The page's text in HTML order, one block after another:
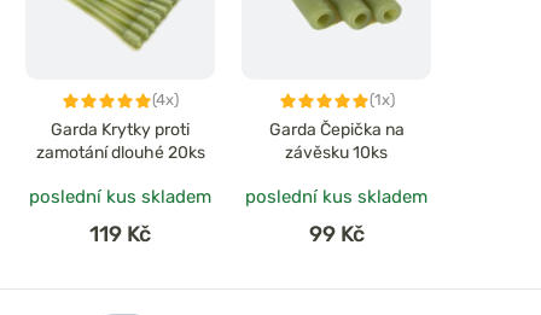
(4x)
Garda Krytky proti
zamotání dlouhé 20ks
poslední kus skladem
119 Kč
(1x)
Garda Čepička na
závěsku 10ks
poslední kus skladem
99 Kč